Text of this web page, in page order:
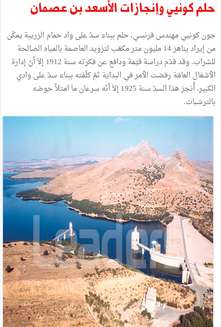
حلم كونيي وإنجازات الأسعد بن عصمان
جونكونييمهندسفرنسي،حلم ببناء سدّعلىوادحمام الزريبة يمكّن
من إيراديناهز14مليونمترمكعّب لتزويدالعاصمة بالمياه الصالحة
للشراب.وقدقدّمدراسةقيّمةودافععنفكرته سنة 1912 إلاّٲنّ إدارة
الٲشغال العامّة رفضت الٲمرفي البداية ثمّكلّفته ببناء سدّعلىوادي
الكبير.أُنجزهذا السدّسنة 1925 إلاّٲنّه سرعانما امتلأحوضه
بالترسّبات.